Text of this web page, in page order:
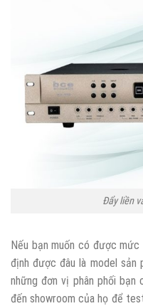
Đẩy liền
Nếu bạn muốn có được
định được đâu là model sản
những đơn vị phân phối
đến showroom của họ để